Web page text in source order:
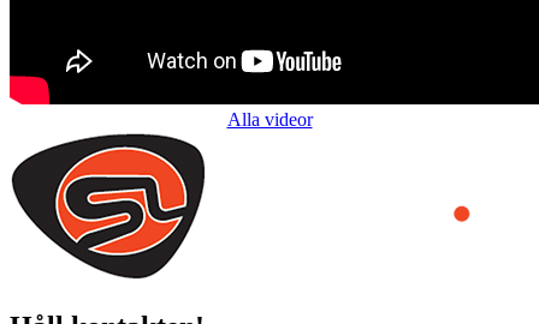
Alla videor